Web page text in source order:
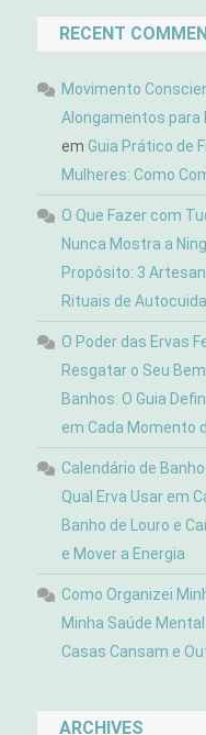
RECENT
Movimento
Alongamentos para
emGuia Prático de
Mulheres: Como
O Que Fazer com
Nunca Mostra a
Propósito: 3
Rituais de
O Poder das Ervas
Resgatar o Seu
Banhos: O Guia
em Cada Momento
Calendário de
Qual Erva Usar em
Banho de Louro e
e Mover a Energia
Como Organizei
Minha Saúde Mental
Casas Cansam e
ARCHIVES